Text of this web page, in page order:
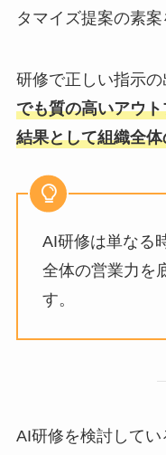
タマイズ提案の素案
研修で正しい指示の
でも質の高いアウ
結果として組織全
AI研修は単なる
全体の営業力を
す。
AI研修を検討してい